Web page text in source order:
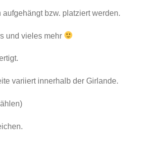
bzw. platziert werden.
und vieles mehr
variiert innerhalb der Girlande.